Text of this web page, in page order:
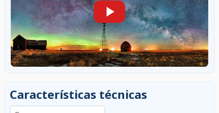
Características técnicas
Buscar en las características